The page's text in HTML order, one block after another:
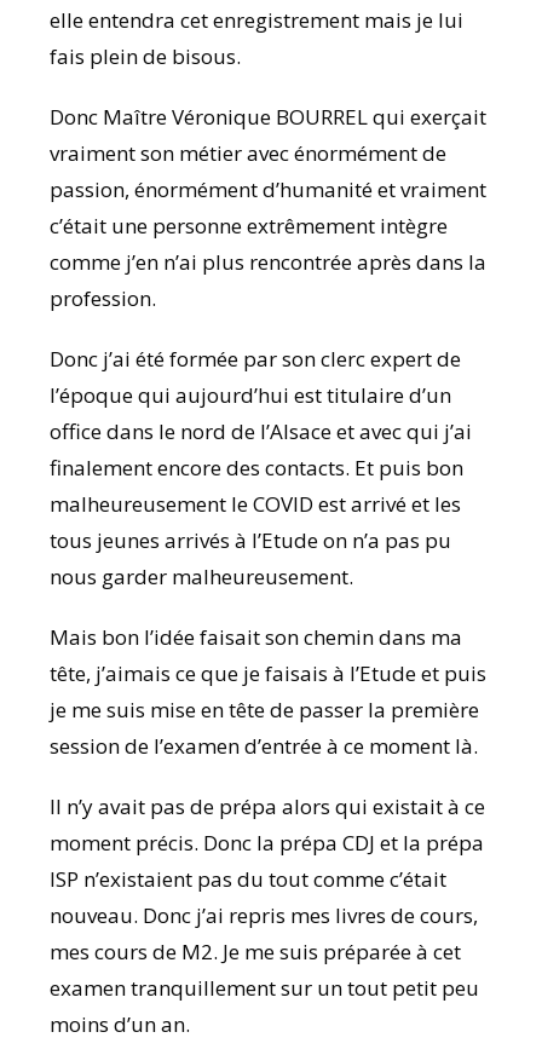
elle entendra cet enregistrement mais je lui
fais plein de bisous.
Donc Maître Véronique BOURREL qui exerçait
vraiment son métier avec énormément de
passion, énormément d’humanité et vraiment
c’était une personne extrêmement intègre
comme j’en n’ai plus rencontrée après dans la
profession.
Donc j’ai été formée par son clerc expert de
l’époque qui aujourd’hui est titulaire d’un
office dans le nord de l’Alsace et avec qui j’ai
finalement encore des contacts. Et puis bon
malheureusement le COVID est arrivé et les
tous jeunes arrivés à l’Etude on n’a pas pu
nous garder malheureusement.
Mais bon l’idée faisait son chemin dans ma
tête, j’aimais ce que je faisais à l’Etude et puis
je me suis mise en tête de passer la première
session de l’examen d’entrée à ce moment là.
Il n’y avait pas de prépa alors qui existait à ce
moment précis. Donc la prépa CDJ et la prépa
ISP n’existaient pas du tout comme c’était
nouveau. Donc j’ai repris mes livres de cours,
mes cours de M2. Je me suis préparée à cet
examen tranquillement sur un tout petit peu
moins d’un an.